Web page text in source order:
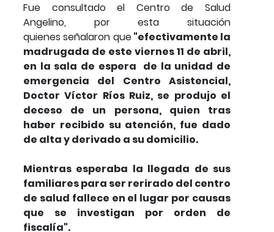
Fue consultado el Centro de Salud
Angelino, por esta situación
quienes señalaron que"efectivamente la
madrugada de este viernes 11 de abril,
en la sala de espera de la unidad de
emergencia del Centro Asistencial,
Doctor Víctor Ríos Ruiz, se produjo el
deceso de un persona, quien tras
haber recibido su atención, fue dado
de alta y derivado a su domicilio.
Mientras esperaba la llegada de sus
familiares para ser rerirado del centro
de salud fallece en el lugar por causas
que se investigan por orden de
fiscalía".